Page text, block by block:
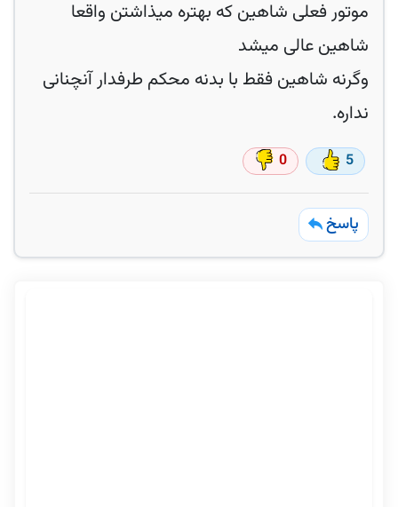
موتور فعلی شاهین که بهتره میذاشتن واقعا
شاهین عالی میشد
وگرنه شاهین فقط با بدنه محکم طرفدار آنچنانی
نداره.
5
0
پاسخ